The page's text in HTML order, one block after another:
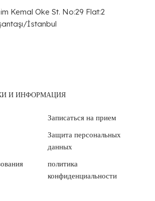
Kemal Oke St. No:29 Flat:2
İstanbul
И ИНФОРМАЦИЯ
Записаться на прием
Защита персональных
данных
политика
конфиденциальности